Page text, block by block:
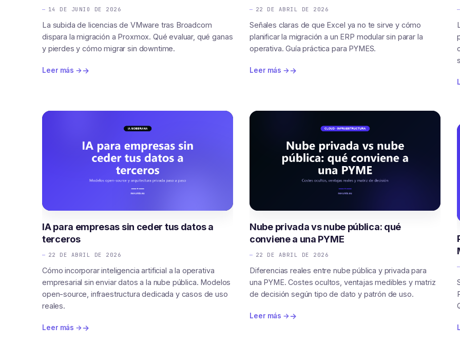
14 DE JUNIO DE 2026
La subida de licencias de VMware tras Broadcom
dispara la migración a Proxmox. Qué evaluar, qué ganas
y pierdes y cómo migrar sin downtime.
Leer más →
22 DE ABRIL DE 2026
Señales claras de que Excel ya no te sirve y cómo
planificar la migración a un ERP modular sin parar la
operativa. Guía práctica para PYMES.
Leer más →
IA para empresas sin ceder tus datos a
terceros
22 DE ABRIL DE 2026
Cómo incorporar inteligencia artificial a la operativa
empresarial sin enviar datos a la nube pública. Modelos
open-source, infraestructura dedicada y casos de uso
reales.
Leer más →
Nube privada vs nube pública: qué
conviene a una PYME
22 DE ABRIL DE 2026
Diferencias reales entre nube pública y privada para
una PYME. Costes ocultos, ventajas medibles y matriz
de decisión según tipo de dato y patrón de uso.
Leer más →